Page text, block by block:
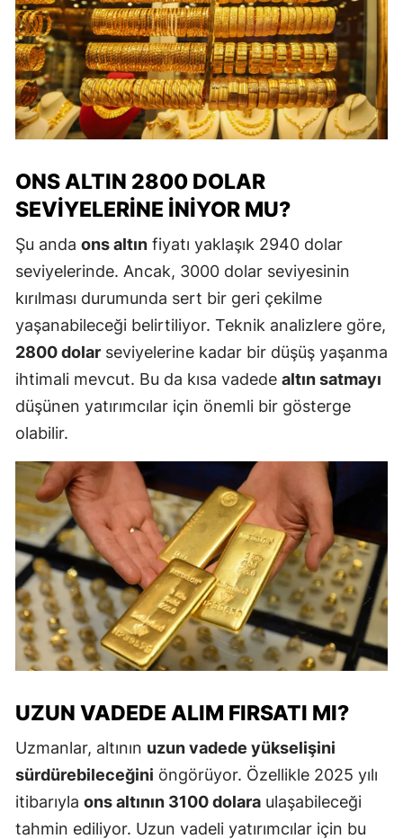
ONS ALTIN 2800 DOLAR
SEVIYELERINE İNIYOR MU?
Şu anda ons altın fiyatı yaklaşık 2940 dolar
seviyelerinde. Ancak, 3000 dolar seviyesinin
kırılması durumunda sert bir geri çekilme
yaşanabileceği belirtiliyor. Teknik analizlere göre,
2800 dolar seviyelerine kadar bir düşüş yaşanma
ihtimali mevcut. Bu da kısa vadede altın satmayı
düşünen yatırımcılar için önemli bir gösterge
olabilir.
UZUN VADEDE ALIM FIRSATI MI?
Uzmanlar, altının uzun vadede yükselişini
sürdürebileceğini öngörüyor. Özellikle 2025 yılı
itibarıyla ons altının 3100 dolara ulaşabileceği
tahmin ediliyor. Uzun vadeli yatırımcılar için bu